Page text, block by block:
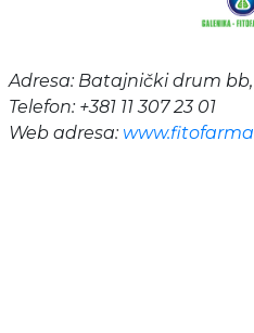
Adresa: Batajnički drum bb,
Telefon: +381 11 307 23 01
Web adresa: